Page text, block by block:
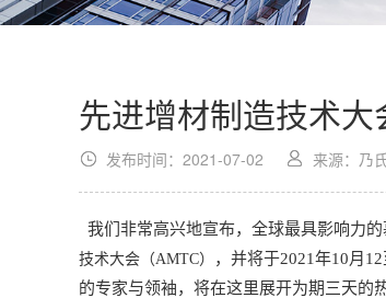
先进增材制造技术
发布时间：2021-07-02 来源：乃
我们非常高兴地宣布，全球最具影响力
技术大会 （AMTC）
，并将于2021年10月
的专家与领袖，将在这里展开为期三天的